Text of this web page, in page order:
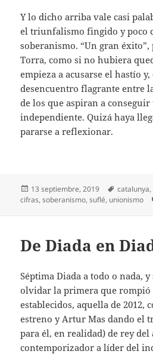
Y lo dicho arriba vale casi
el triunfalismo fingido y poco
soberanismo. “Un gran
Torra, como si no hubiera
empieza a acusarse el hastío
desencuentro flagrante entre
de los que aspiran a
independiente. Quizá haya
pararse a reflexionar.
Publicado
el
13 septiembre, 2019 Etiquetas
catalunya,
cifras,soberanismo,suflé, unionismo
De Diada en
Séptima Diada a todo o nada, y
olvidar la primera que rompió
establecidos, aquella de 2012,
estreno y Artur Mas dando el
para él, en realidad) de rey
contemporizador a líder del